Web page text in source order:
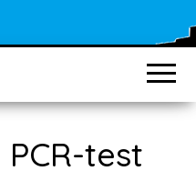
PCR-test